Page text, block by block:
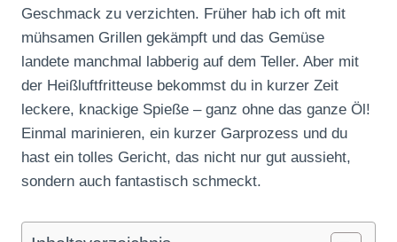
Geschmack zu verzichten. Früher hab ich oft mit
mühsamen Grillen gekämpft und das Gemüse
landete manchmal labberig auf dem Teller. Aber mit
der Heißluftfritteuse bekommst du in kurzer Zeit
leckere, knackige Spieße – ganz ohne das ganze Öl!
Einmal marinieren, ein kurzer Garprozess und du
hast ein tolles Gericht, das nicht nur gut aussieht,
sondern auch fantastisch schmeckt.